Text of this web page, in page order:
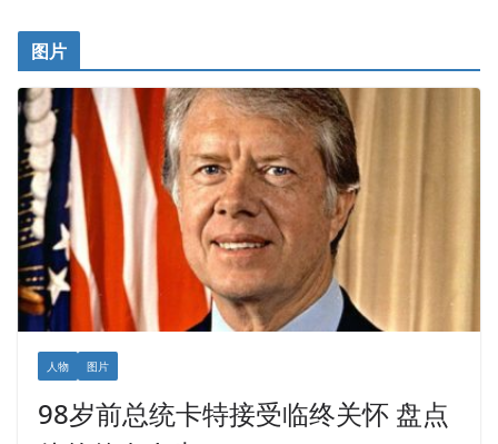
图片
人物 图片
98岁前总统卡特接受临终关怀 盘点